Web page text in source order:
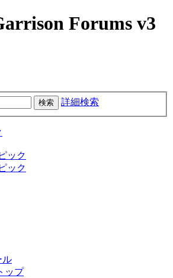
Forums v3
検索 詳細検索
ック
ック
ル
ップ